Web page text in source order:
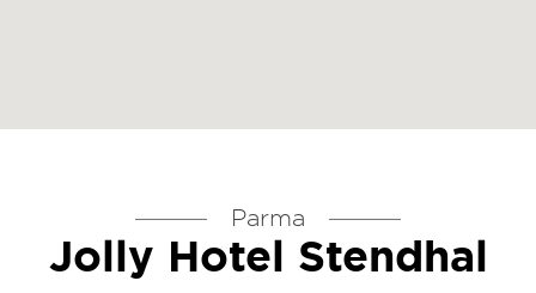
Parma
Jolly Hotel Stendhal